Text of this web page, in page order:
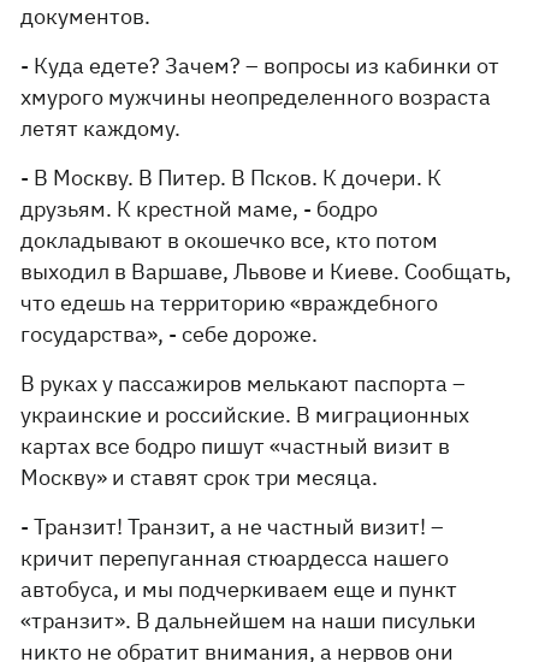
документов.
- Куда едете? Зачем? – вопросы из кабинки от
хмурого мужчины неопределенного возраста
летят каждому.
- В Москву. В Питер. В Псков. К дочери. К
друзьям. К крестной маме, - бодро
докладывают в окошечко все, кто потом
выходил в Варшаве, Львове и Киеве. Сообщать,
что едешь на территорию «враждебного
государства», - себе дороже.
В руках у пассажиров мелькают паспорта –
украинские и российские. В миграционных
картах все бодро пишут «частный визит в
Москву» и ставят срок три месяца.
- Транзит! Транзит, а не частный визит! –
кричит перепуганная стюардесса нашего
автобуса, и мы подчеркиваем еще и пункт
«транзит». В дальнейшем на наши писульки
никто не обратит внимания, а нервов они